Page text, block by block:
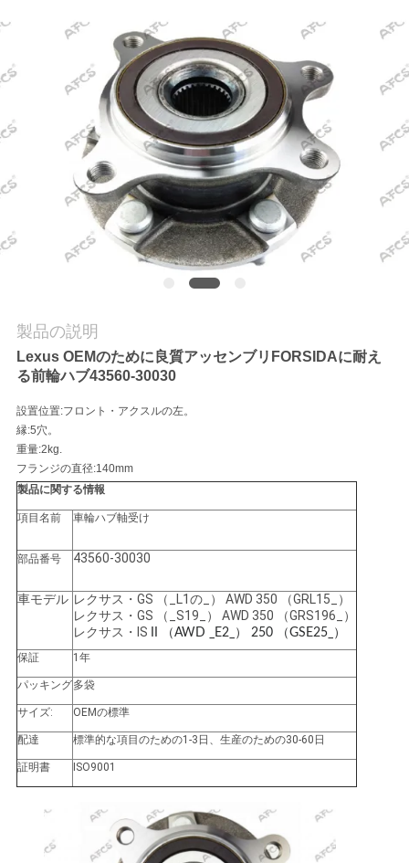
見
学
品
管
理
問
い
合
わ
せ
ー
ス
引
金
を
製品の説明
Lexus OEMのために良質アッセンブリFORSIDAに耐え
る前輪ハブ43560-30030
設置位置:フロント・アクスルの左。
縁:5穴。
重量:2kg.
フランジの直径:140mm
製品に関する情報
項目名前 車輪ハブ軸受け
部品番号 43560-30030
車モデル レクサス・GS （_L1の_） AWD 350 （GRL15_）
レクサス・GS
（_S19_） AWD 350 （GRS196_）
レクサス・IS
II （AWD _E2_） 250 （GSE25_）
保証
1年
パッキング多袋
サイズ: OEMの標準
配達 標準的な項目のための1-3日、生産のための30-60日
証明書 ISO9001